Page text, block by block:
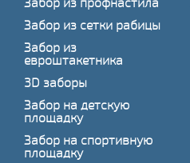
Забор из сетки рабицы
Забор из
евроштакетника
3D заборы
Забор на детскую
площадку
Забор на спортивную
площадку